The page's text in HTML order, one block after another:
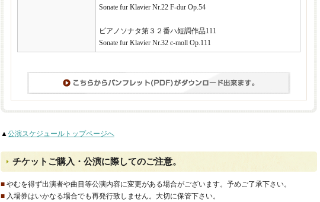
Sonate fur Klavier Nr.22 F-dur Op.54
ピアノソナタ第３２番ハ短調作品111
Sonate fur Klavier Nr.32 c-moll Op.111
▲公演スケジュールトップページへ
チケットご購入・公演に際してのご注意。
■ やむを得ず出演者や曲目等公演内容に変更がある場合がございます。予めご了承下さい。
■ 入場券はいかなる場合でも再発行致しません。大切に保管下さい。